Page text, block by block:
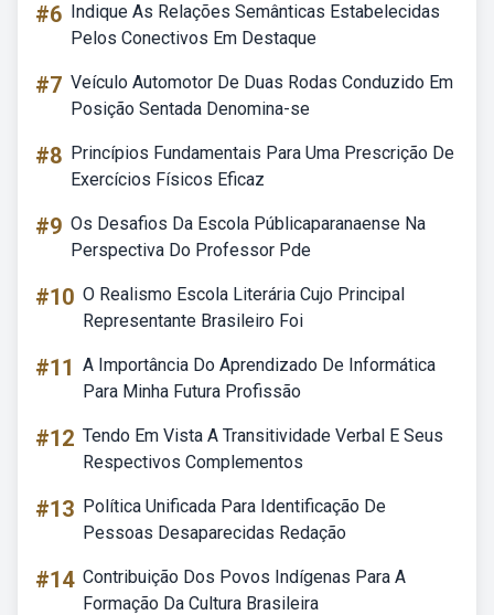
#6 Indique As Relações Semânticas Estabelecidas
Pelos Conectivos Em Destaque
#7 Veículo Automotor De Duas Rodas Conduzido Em
Posição Sentada Denomina-se
#8 Princípios Fundamentais Para Uma Prescrição De
Exercícios Físicos Eficaz
#9 Os Desafios Da Escola Públicaparanaense Na
Perspectiva Do Professor Pde
#10 O Realismo Escola Literária Cujo Principal
Representante Brasileiro Foi
#11 A Importância Do Aprendizado De Informática
Para Minha Futura Profissão
#12 Tendo Em Vista A Transitividade Verbal E Seus
Respectivos Complementos
#13 Política Unificada Para Identificação De
Pessoas Desaparecidas Redação
#14 Contribuição Dos Povos Indígenas Para A
Formação Da Cultura Brasileira